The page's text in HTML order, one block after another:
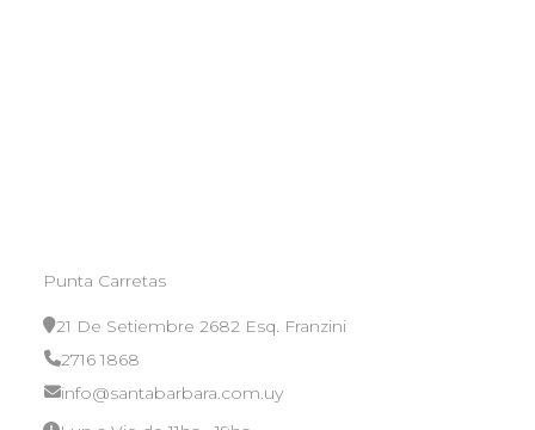
Punta Carretas
21 De Setiembre 2682 Esq. Franzini
2716 1868
info@santabarbara.com.uy